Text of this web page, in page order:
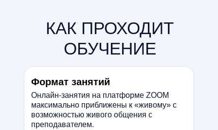
КАК ПРОХОДИТ
ОБУЧЕНИЕ
Формат занятий
Онлайн-занятия на платформе ZOOM
максимально приближены к «живому» с
возможностью живого общения с
преподавателем.